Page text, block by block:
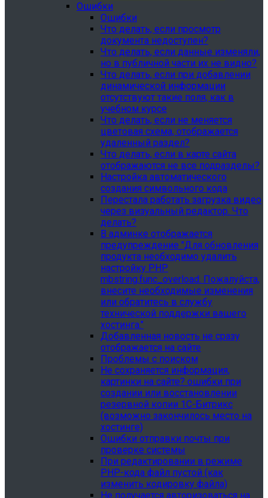
Ошибки
Ошибки
Что делать, если просмотр
документа недоступен?
Что делать, если данные изменяли,
но в публичной части их не видно?
Что делать, если при добавлении
динамической информации
отсутствуют такие поля, как в
учебном курсе
Что делать, если не меняется
цветовая схема, отображается
удаленный раздел?
Что делать, если в карте сайта
отображаются не все подразделы?
Настройка автоматического
создания символьного кода
Перестала работать загрузка видео
через визуальный редактор. Что
делать?
В админке отображается
предупреждение "Для обновления
продукта необходимо удалить
настройку PHP
mbstring.func_overload. Пожалуйста,
внесите необходимые изменения
или обратитесь в службу
технической поддержки вашего
хостинга."
Добавленная новость не сразу
отображается на сайте
Проблемы с поиском
Не сохраняется информация,
картинки на сайте? ошибки при
создании или восстановлении
резервной копии 1С-Битрикс
(возможно закончилось место на
хостинге)
Ошибки отправки почты при
проверке системы
При редактировании в режиме
PHP-кода файл пустой (как
изменить кодировку файла)
Не получается авторизоваться на